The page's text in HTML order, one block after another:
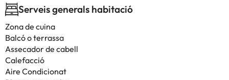
Serveis generals habitació
Zona de cuina
Balcó o terrassa
Assecador de cabell
Calefacció
Aire Condicionat